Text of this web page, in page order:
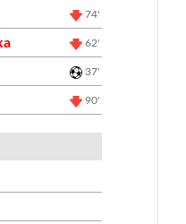
74'
62'
37'
90'